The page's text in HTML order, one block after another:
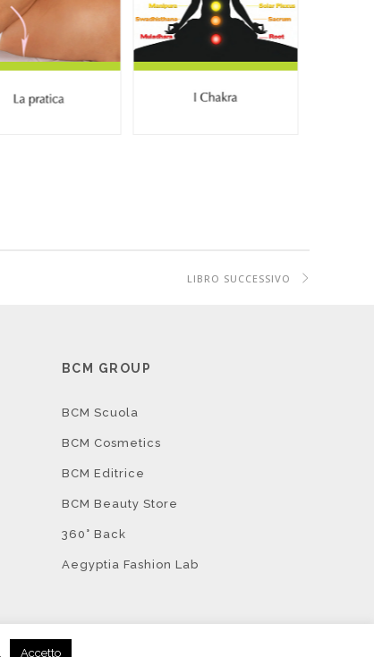
LIBRO SUCCESSIVO
BCM GROUP
BCM Scuola
BCM Cosmetics
BCM Editrice
BCM Beauty Store
360° Back
Aegyptia Fashion Lab
Accetto